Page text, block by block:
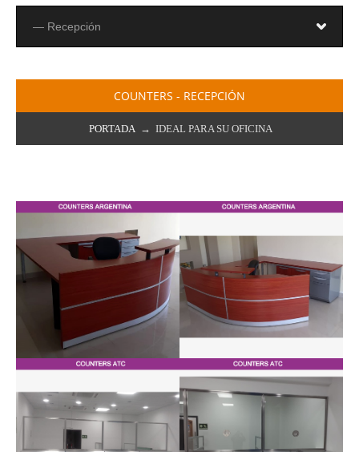
COUNTERS - RECEPCIÓN
PORTADA → IDEAL PARA SU OFICINA